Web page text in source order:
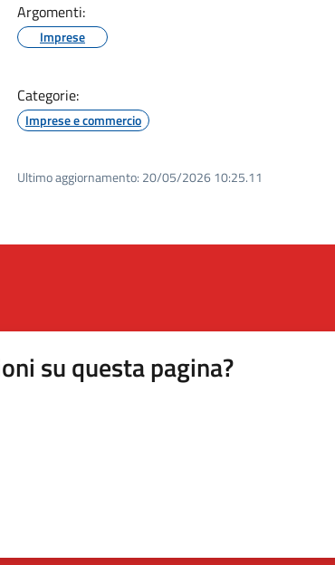
Argomenti:
Imprese
Categorie:
Imprese e commercio
Ultimo aggiornamento: 20/05/2026 10:25.11
su questa pagina?